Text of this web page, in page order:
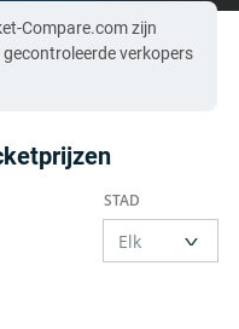
Compare.com zijn
verkopers